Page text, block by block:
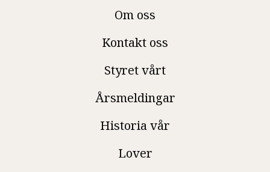
Om oss
Kontakt oss
Styret vårt
Årsmeldingar
Historia vår
Lover